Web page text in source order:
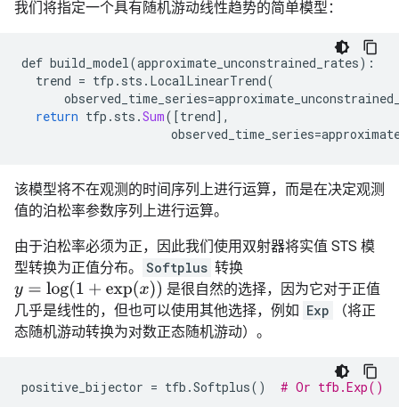
我们将指定一个具有随机游动线性趋势的简单模型：
def build_model(approximate_unconstrained_rates) :
trend = tfp . sts . LocalLinearTrend(
observed_time_series=
return tfp . sts .Sum( [trend] ,
observed_time_series=
该模型将不在观测的时间序列上进行运算，而是在决定观测
值的泊松率参数序列上进行运算。
由于泊松率必须为正，因此我们使用双射器将实值 STS 模
型转换为正值分布。
Softplus 转换
y=log(1+exp(x ))
是很自然的选择，因为它对于正值
几乎是线性的，但也可以使用其他选择，例如 Exp
（将正
态随机游动转换为对数正态随机游动）。
positive_bijector = tfb .Softplus() # Or tfb.Exp()